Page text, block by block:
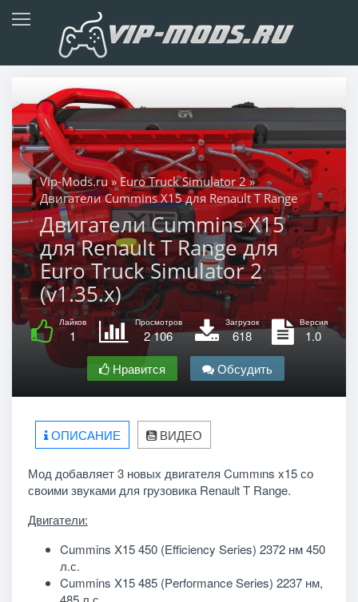
Vip-Mods.ru»Euro Truck Simulator 2»
Двигатели Cummins X15 для Renault T Range
Двигатели Cummins X15
для Renault T Range для
Euro Truck Simulator 2
(v1.35.x)
Лайков
1
Просмотров
2 106
Загрузок
618
Версия
1.0
Нравится
Обсудить
ОПИСАНИЕ ВИДЕО
Мод добавляет 3 новых двигателя Cummıns x15 со
своими звуками для грузовика Renault T Range.
Двигатели:
Cummins X15 450 (Efficiency Series) 2372 нм 450
л.с.
Cummins X15 485 (Performance Series) 2237 нм,